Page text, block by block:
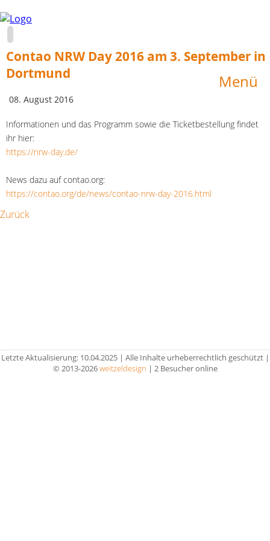
Menü
Los
gehts!
Buch
auf
einen
Blick
Autor
Thomas
Weitzel
Blog
Contao NRW Day 2016 am 3. September in
Dortmund
08. August 2016
Informationen und das Programm sowie die Ticketbestellung findet
ihr hier:
https://nrw-day.de/
News dazu auf contao.org:
https://contao.org/de/news/contao-nrw-day-2016.html
Zurück
Letzte Aktualisierung: 10.04.2025 | Alle Inhalte urheberrechtlich geschützt |
© 2013-2026weitzeldesign | 2 Besucher online